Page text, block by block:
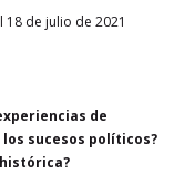
18 de julio de 2021
de
sucesos políticos?